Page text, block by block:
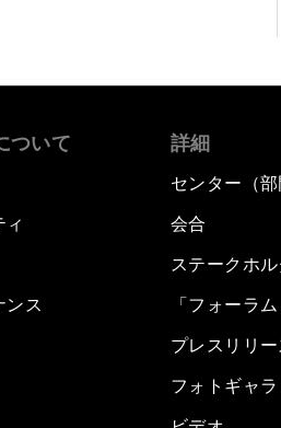
ついて
ンス
詳細
センター（部
会合
ステークホ
「フォーラ
プレスリリー
フォトギャ